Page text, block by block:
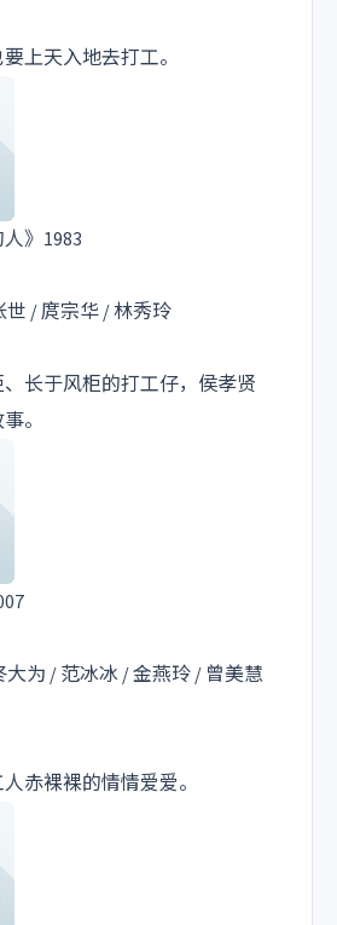
上天入地去打工。
》1983
世 / 庹宗华 / 林秀玲
长于风柜的打工仔，侯孝贤
。
大为 / 范冰冰 / 金燕玲 / 曾美慧
赤裸裸的情情爱爱。